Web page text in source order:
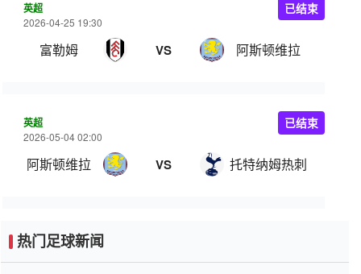
英超
2026-04-25 19:30
富勒姆 VS 阿斯顿维拉
已结束
英超
2026-05-04 02:00
阿斯顿维拉 VS 托特纳姆热刺
已结束
热门足球新闻